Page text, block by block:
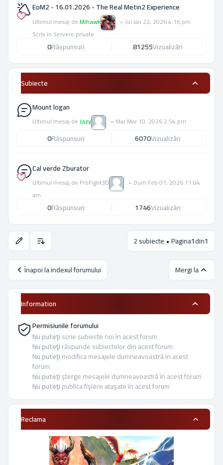
EoM2 - 16.01.2026 - The Real Metin2 Experience
Ultimul mesaj deMihawk » Joi Ian 22, 2026 4:16 pm
Scris în Servere private
0Răspunsuri 81255Vizualizări
Subiecte
Mount logan
Ultimul mesaj deJazy » Mar Mar 10, 2026 2:54 pm
0Răspunsuri 6070Vizualizări
Cal verde Zburator
Ultimul mesaj de ProFight3D » Dum Feb 01, 2026 11:04
am
0Răspunsuri 1746Vizualizări
Opţiuni de sortare şi afişare. 2 subiecte • Pagina1din1
Înapoi la indexul forumului Mergi la
Information
Permisiunile forumului
Nu puteţiscrie subiecte noi în acest forum
Nu puteţirăspunde subiectelor din acest forum
Nu puteţimodifica mesajele dumneavoastră în acest
forum
Nu puteţişterge mesajele dumneavoastră în acest forum
Nu puteţipublica fişiere ataşate în acest forum
Reclama